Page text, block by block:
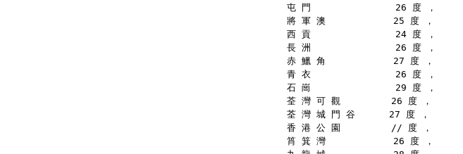
屯 門               26 度 ，
將 軍 澳            25 度 ，
西 貢               24 度 ，
長 洲               26 度 ，
赤 鱲 角            27 度 ，
青 衣               26 度 ，
石 崗               29 度 ，
荃 灣 可 觀         26 度 ，
荃 灣 城 門 谷      27 度 ，
香 港 公 園         // 度 ，
筲 箕 灣            26 度 ，